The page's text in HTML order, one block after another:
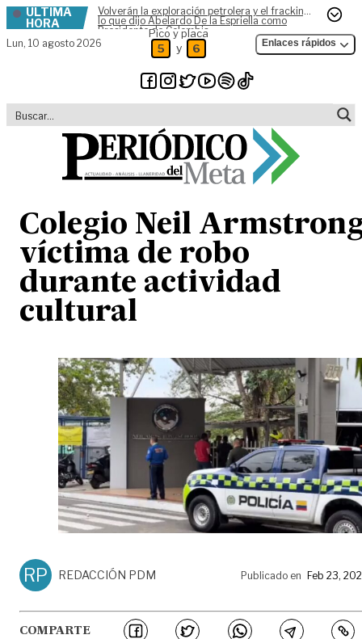
Skip to content
ÚLTIMA
HORA
Volverán la exploración petrolera y el fracking,
lo que dijo Abelardo De la Espriella como
Presidente de Colombia
Lun, 10 agosto 2026
Pico y placa
5 y 6 Enlaces rápidos
Colegio Neil
víctima de robo
durante actividad
cultural
RP REDACCIÓN PDM Publicado en Feb 23,
COMPARTE